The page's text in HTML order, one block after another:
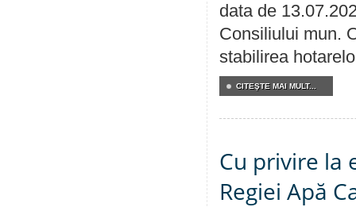
data de
Consiliului mun.
stabilirea
CITEŞTE MAI MULT...
Cu privire la
Regiei Apă